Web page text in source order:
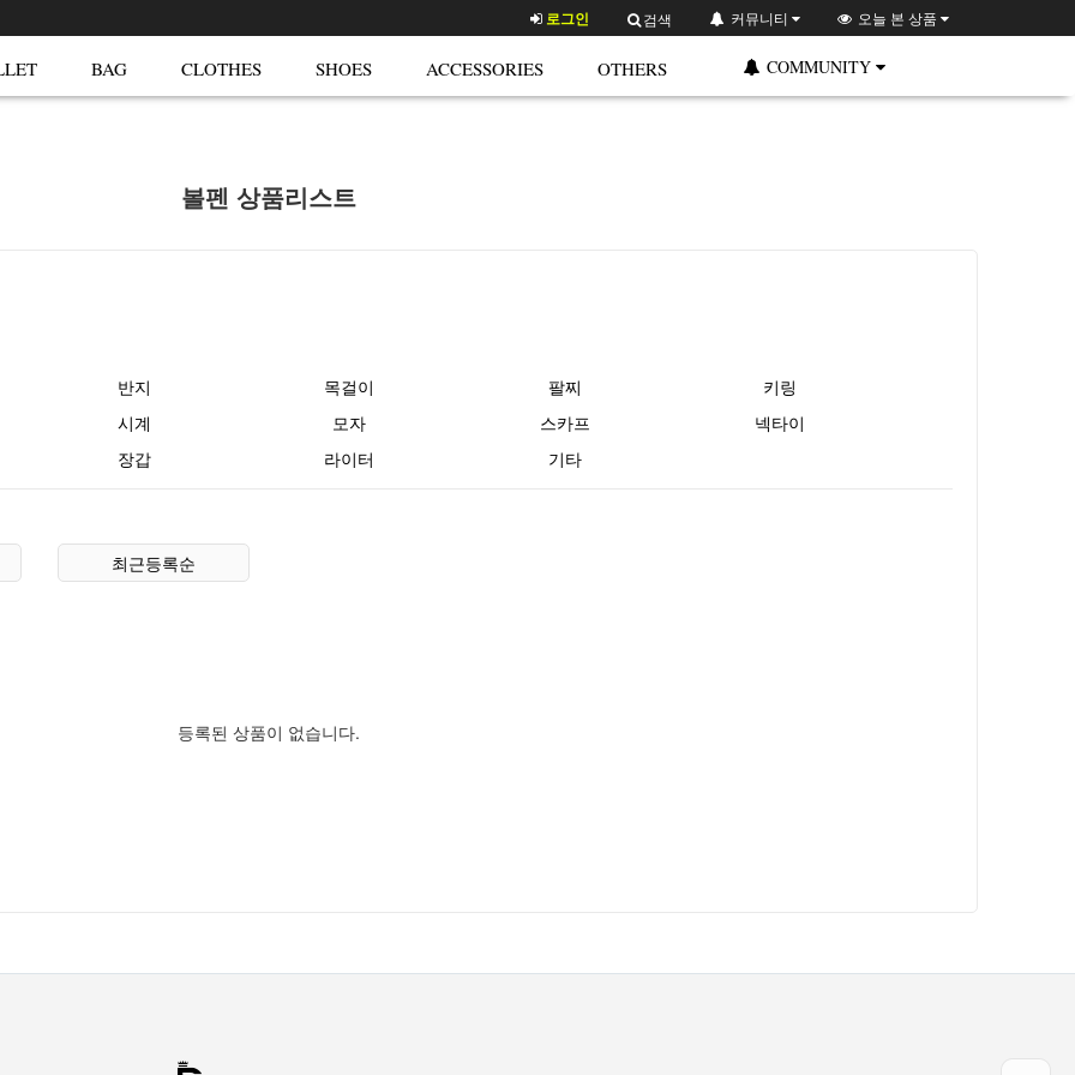
로그인 검색 커뮤니티 오늘 본 상품
BAG CLOTHES SHOES ACCESSORIES OTHERS COMMUNITY
볼펜 상품리스트
반지 목걸이 팔찌
키링
시계 모자 스카프
넥타이
장갑 라이터 기타
최근등록순
등록된 상품이 없습니다.